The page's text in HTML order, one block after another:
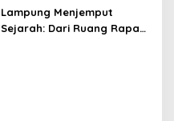
Lampung Menjemput
Sejarah: Dari Ruang Rapat